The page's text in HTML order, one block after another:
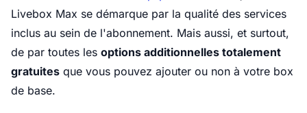
Livebox Max se démarque par la qualité des services
inclus au sein de l'abonnement. Mais aussi, et surtout,
de par toutes les options additionnelles totalement
gratuites que vous pouvez ajouter ou non à votre box
de base.